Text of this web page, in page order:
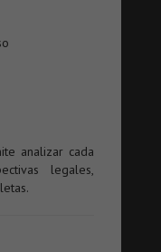
analizar cada
legales,